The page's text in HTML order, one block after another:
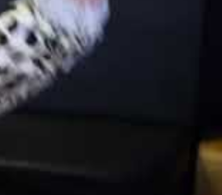
i Sundsvall den 29–30 maj.